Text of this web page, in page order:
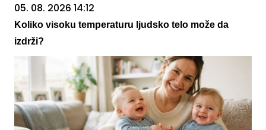
05. 08. 2026 14:12
Koliko visoku temperaturu ljudsko telo može da
izdrži?